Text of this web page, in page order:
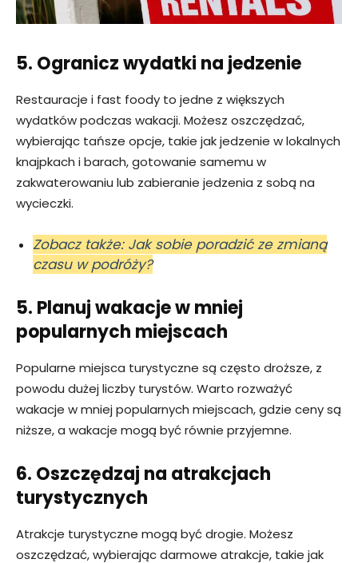
5. Ogranicz wydatki na jedzenie
Restauracje i fast foody to jedne z większych
wydatków podczas wakacji. Możesz oszczędzać,
wybierając tańsze opcje, takie jak jedzenie w lokalnych
knajpkach i barach, gotowanie samemu w
zakwaterowaniu lub zabieranie jedzenia z sobą na
wycieczki.
Zobacz także: Jak sobie poradzić ze zmianą
czasu w podróży?
5. Planuj wakacje w mniej
popularnych miejscach
Popularne miejsca turystyczne są często droższe, z
powodu dużej liczby turystów. Warto rozważyć
wakacje w mniej popularnych miejscach, gdzie ceny są
niższe, a wakacje mogą być równie przyjemne.
6. Oszczędzaj na atrakcjach
turystycznych
Atrakcje turystyczne mogą być drogie. Możesz
oszczędzać, wybierając darmowe atrakcje, takie jak